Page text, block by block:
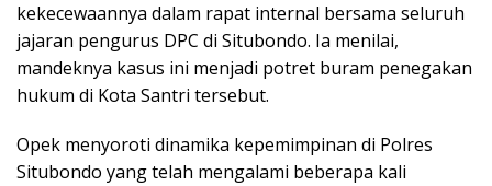
kekecewaannya dalam rapat internal bersama seluruh
jajaran pengurus DPC di Situbondo. Ia menilai,
mandeknya kasus ini menjadi potret buram penegakan
hukum di Kota Santri tersebut.
Opek menyoroti dinamika kepemimpinan di Polres
Situbondo yang telah mengalami beberapa kali